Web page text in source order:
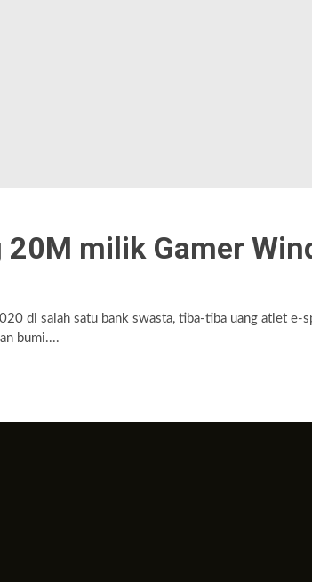
20M milik Gamer
di salah satu bank swasta, tiba-tiba uang atlet e-
bumi....